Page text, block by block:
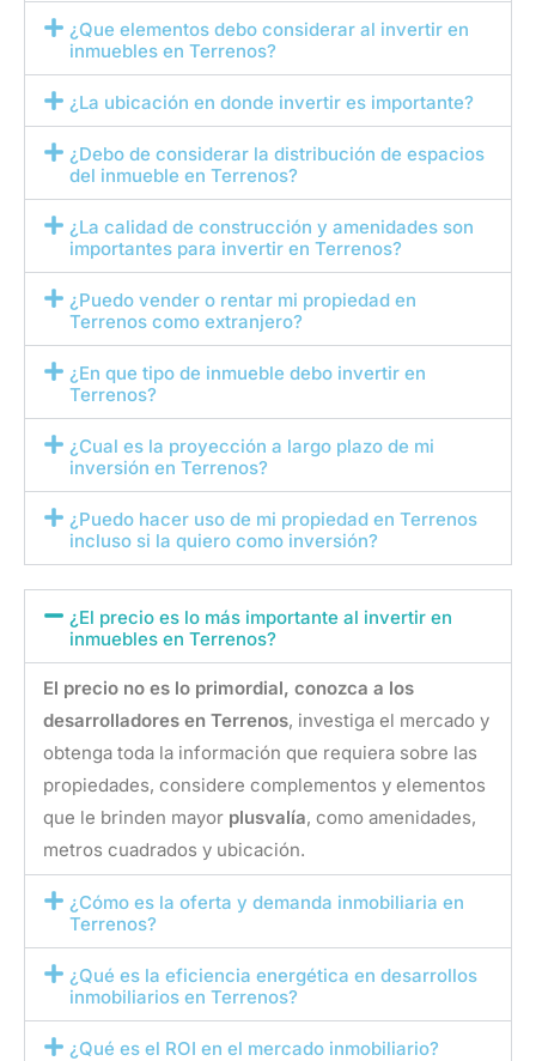
¿Que elementos debo considerar al invertir en
inmuebles en Terrenos?
¿La ubicación en donde invertir es importante?
¿Debo de considerar la distribución de espacios
del inmueble en Terrenos?
¿La calidad de construcción y amenidades son
importantes para invertir en Terrenos?
¿Puedo vender o rentar mi propiedad en
Terrenos como extranjero?
¿En que tipo de inmueble debo invertir en
Terrenos?
¿Cual es la proyección a largo plazo de mi
inversión en Terrenos?
¿Puedo hacer uso de mi propiedad en Terrenos
incluso si la quiero como inversión?
¿El precio es lo más importante al invertir en
inmuebles en Terrenos?
El precio no es lo primordial, conozca a los
desarrolladores en Terrenos, investiga el mercado y
obtenga toda la información que requiera sobre las
propiedades, considere complementos y elementos
que le brinden mayor plusvalía, como amenidades,
metros cuadrados y ubicación.
¿Cómo es la oferta y demanda inmobiliaria en
Terrenos?
¿Qué es la eficiencia energética en desarrollos
inmobiliarios en Terrenos?
¿Qué es el ROI en el mercado inmobiliario?